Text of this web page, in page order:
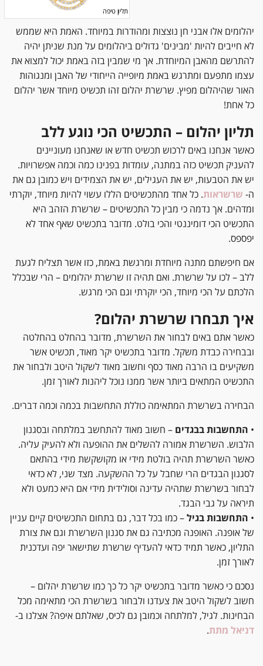
תליון טיפה
יהלומים אלו אבני חן נוצצות ומהודרות במיוחד. האמת היא שממש
לא חייבים להיות 'מבינים' גדולים ביהלומים על מנת שניתן יהיה
להתרשם מהאבן המיוחדת. אך מי שמבין בזה באמת יכול למצוא את
עצמו מתפעם ומתרגש באמת מיופייה הייחודי של האבן ומנגוהות
האור שהיהלום מפיץ. שרשרת יהלום זהו תכשיט מיוחד אשר יהלום
כל אחת!
תליון יהלום – התכשיט הכי נוגע ללב
כאשר אנחנו באים לרכוש תכשיט חדש או שאנחנו מעוניינים
להעניק תכשיט כזה במתנה, עומדות בפנינו כמה וכמה אפשרויות.
יש את הטבעות, יש את העגילים, יש את הצמידים ויש כמובן גם את
ה- שרשראות. כל אחד מהתכשיטים הללו עשוי להיות מיוחד, יוקרתי
ומדהים. אך נדמה כי מבין כל התכשיטים – שרשרת הזהב היא
התכשיט הכי דומיננטי והכי בולט. מדובר בתכשיט שאף אחד לא
יפספס.
אם חיפשתם מתנה מיוחדת ומרגשת באמת, כזו אשר תצליח לגעת
ללב – לכו על שרשרת. ואם תהיה זו שרשרת יהלומים – הרי שבכלל
הלכתם על הכי מיוחד, הכי יוקרתי וגם הכי מרגש.
איך תבחרו שרשרת יהלום?
כאשר אתם באים לבחור את השרשרת, מדובר בהחלט בהחלטה
ובבחירה כבדת משקל. מדובר בתכשיט יקר מאוד, תכשיט אשר
משקיעים בו הרבה מאוד כסף וחשוב מאוד לשקול היטב ולבחור את
התכשיט המתאים ביותר אשר ממנו נוכל ליהנות לאורך זמן.
הבחירה בשרשרת המתאימה כוללת התחשבות בכמה וכמה דברים.
• התחשבות בבגדים – חשוב מאוד להתחשב במלתחה ובסגנון
הלבוש. השרשרת אמורה להשלים את ההופעה ולא להעיק עליה.
כאשר השרשרת תהיה בולטת מידי או מקושקשת מידי בהתאם
לסגנון הבגדים הרי שחבל על כל ההשקעה. מצד שני, לא כדאי
לבחור בשרשרת שתהיה עדינה וסולידית מידי אם היא כמעט ולא
תיראה על גבי הבגד.
• התחשבות בגיל – כמו בכל דבר, גם בתחום התכשיטים קיים עניין
של אופנה. האופנה מכתיבה גם את סגנון השרשרת וגם את צורת
התליון, כאשר תמיד כדאי להעדיף שרשרת שתישאר יפה ועדכנית
לאורך זמן.
נסכם כי כאשר מדובר בתכשיט יקר כל כך כמו שרשרת יהלום –
חשוב לשקול היטב את צעדנו ולבחור בשרשרת הכי מתאימה מכל
הבחינות. לגיל, למלתחה וכמובן גם לכיס, שאלתם איפה? אצלנו ב-
דניאל מתת.